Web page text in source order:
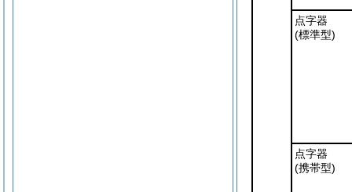
点字器
(標準型)
点字器
(携帯型)